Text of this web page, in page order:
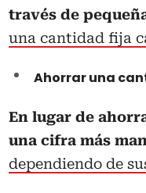
través de
una cantidad fija
Ahorrar una
En lugar de
una cifra más
dependiendo de